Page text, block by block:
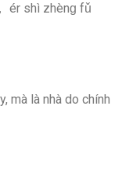
ér shì zhènɡ fǔ
mà là nhà do chính